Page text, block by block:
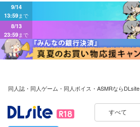
9/14
13:59まで
8/13
23:59まで
同人誌・同人ゲーム・同人ボイス・ASMRならDLsite
すべて